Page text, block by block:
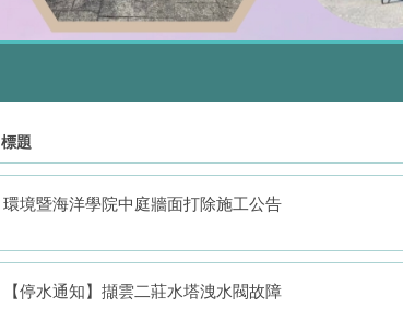
標題
環境暨海洋學院中庭牆面打除施工公告
【停水通知】擷雲二莊水塔洩水閥故障